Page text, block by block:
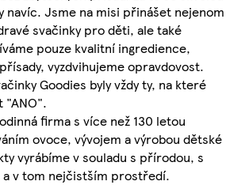
navíc. Jsme na misi přinášet nejenom
svačinky pro děti, ale také
pouze kvalitní ingredience,
vyzdvihujeme opravdovost.
Goodies byly vždy ty, na které
firma s více než 130 letou
ovoce, vývojem a výrobou dětské
vyrábíme v souladu s přírodou, s
v tom nejčistším prostředí.